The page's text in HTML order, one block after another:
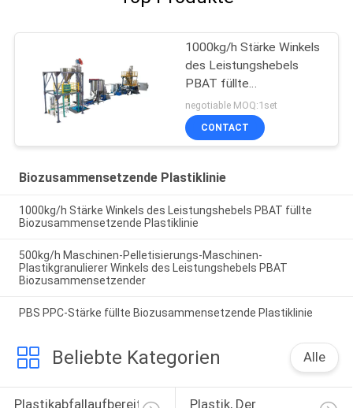
1000kg/h Stärke Winkels
des Leistungshebels
PBAT füllte
Biozusammensetzende
Plastiklinie
negotiable MOQ:1set
CONTACT
Biozusammensetzende Plastiklinie
1000kg/h Stärke Winkels des Leistungshebels PBAT füllte
Biozusammensetzende Plastiklinie
500kg/h Maschinen-Pelletisierungs-Maschinen-
Plastikgranulierer Winkels des Leistungshebels PBAT
Biozusammensetzender
PBS PPC-Stärke füllte Biozusammensetzende Plastiklinie
Beliebte Kategorien Alle
Plastikabfallaufbereitungs- Plastik, Der